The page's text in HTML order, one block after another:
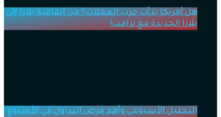
هل أمريكا بدأت حرب العملات؟ من اتفاقية بلازا إلى
بلازا الجديدة مع ترامب!
التحليل الأسبوعي وأهم فرص التداول في الأسبوع